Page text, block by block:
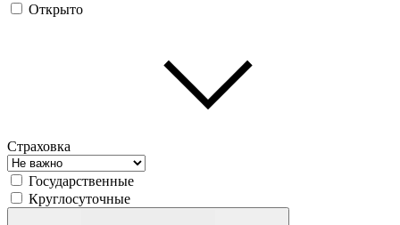
Открыто
Страховка
Государственные
Круглосуточные